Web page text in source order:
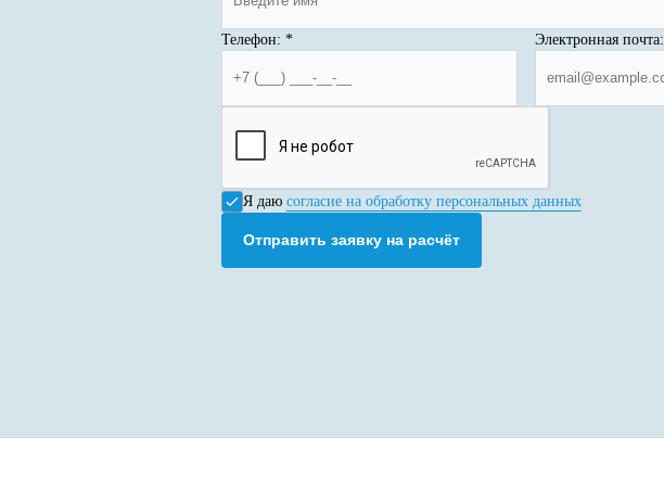
Телефон: * Электронная почта:
Я даю согласие на обработку персональных данных
Отправить заявку на расчёт